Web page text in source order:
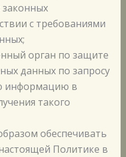
с требованиями
орган по защите
данных по запросу
информацию в
такого
обеспечивать
Политике в